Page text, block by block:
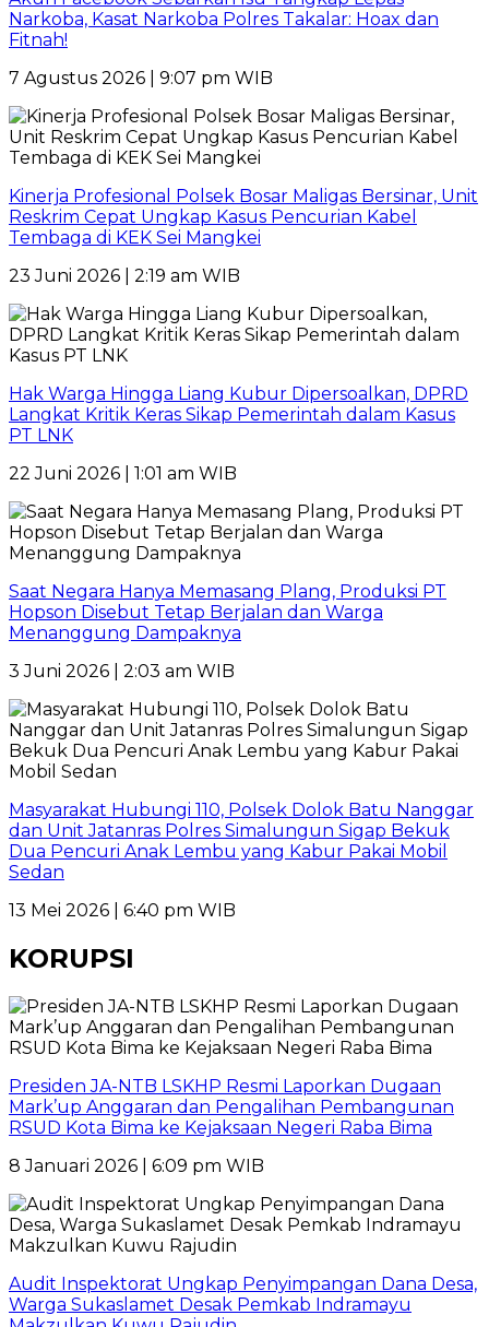
Narkoba, Kasat Narkoba Polres Takalar: Hoax dan
Fitnah!
7 Agustus 2026 | 9:07 pm WIB
Kinerja Profesional Polsek Bosar Maligas Bersinar, Unit
Reskrim Cepat Ungkap Kasus Pencurian Kabel
Tembaga di KEK Sei Mangkei
23 Juni 2026 | 2:19 am WIB
Hak Warga Hingga Liang Kubur Dipersoalkan, DPRD
Langkat Kritik Keras Sikap Pemerintah dalam Kasus
PT LNK
22 Juni 2026 | 1:01 am WIB
Saat Negara Hanya Memasang Plang, Produksi PT
Hopson Disebut Tetap Berjalan dan Warga
Menanggung Dampaknya
3 Juni 2026 | 2:03 am WIB
Masyarakat Hubungi 110, Polsek Dolok Batu Nanggar
dan Unit Jatanras Polres Simalungun Sigap Bekuk
Dua Pencuri Anak Lembu yang Kabur Pakai Mobil
Sedan
13 Mei 2026 | 6:40 pm WIB
KORUPSI
Presiden JA-NTB LSKHP Resmi Laporkan Dugaan
Mark’up Anggaran dan Pengalihan Pembangunan
RSUD Kota Bima ke Kejaksaan Negeri Raba Bima
8 Januari 2026 | 6:09 pm WIB
Audit Inspektorat Ungkap Penyimpangan Dana Desa,
Warga Sukaslamet Desak Pemkab Indramayu